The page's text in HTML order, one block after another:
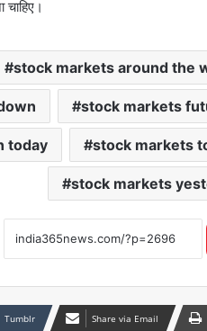
stock markets around the
stock markets
today stock markets
stock markets
Tumblr Share via Email